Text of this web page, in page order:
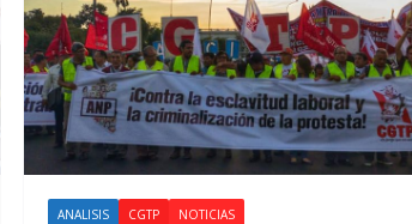
ANALISIS CGTP NOTICIAS